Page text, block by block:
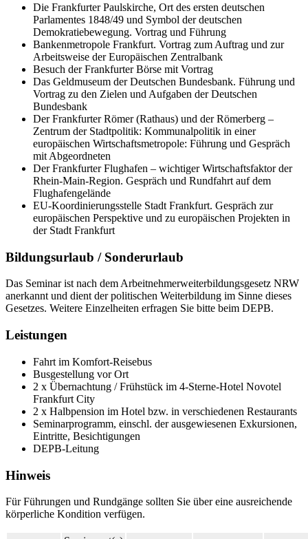
Die Frankfurter Paulskirche, Ort des ersten deutschen
Parlamentes 1848/49 und Symbol der deutschen
Demokratiebewegung. Vortrag und Führung
Bankenmetropole Frankfurt. Vortrag zum Auftrag und zur
Arbeitsweise der Europäischen Zentralbank
Besuch der Frankfurter Börse mit Vortrag
Das Geldmuseum der Deutschen Bundesbank. Führung und
Vortrag zu den Zielen und Aufgaben der Deutschen
Bundesbank
Der Frankfurter Römer (Rathaus) und der Römerberg –
Zentrum der Stadtpolitik: Kommunalpolitik in einer
europäischen Wirtschaftsmetropole: Führung und Gespräch
mit Abgeordneten
Der Frankfurter Flughafen – wichtiger Wirtschaftsfaktor der
Rhein-Main-Region. Gespräch und Rundfahrt auf dem
Flughafengelände
EU-Koordinierungsstelle Stadt Frankfurt. Gespräch zur
europäischen Perspektive und zu europäischen Projekten in
der Stadt Frankfurt
Bildungsurlaub / Sonderurlaub
Das Seminar ist nach dem Arbeitnehmerweiterbildungsgesetz NRW
anerkannt und dient der politischen Weiterbildung im Sinne dieses
Gesetzes. Weitere Einzelheiten erfragen Sie bitte beim DEPB.
Leistungen
Fahrt im Komfort-Reisebus
Busgestellung vor Ort
2 x Übernachtung / Frühstück im 4-Sterne-Hotel Novotel
Frankfurt City
2 x Halbpension im Hotel bzw. in verschiedenen Restaurants
Seminarprogramm, einschl. der ausgewiesenen Exkursionen,
Eintritte, Besichtigungen
DEPB-Leitung
Hinweis
Für Führungen und Rundgänge sollten Sie über eine ausreichende
körperliche Kondition verfügen.